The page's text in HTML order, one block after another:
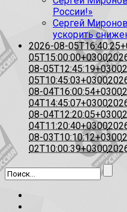
России!»
Сергей
ускорить
2026-08-
05T15:00:00+0300
08-05T12:45:19+0300
05T10:45:03+0300
08-04T16:00:54+0300
04T14:45:07+0300
08-04T12:20:05+0300
04T11:20:40+0300
08-03T10:10:12+0300
02T10:00:39+0300